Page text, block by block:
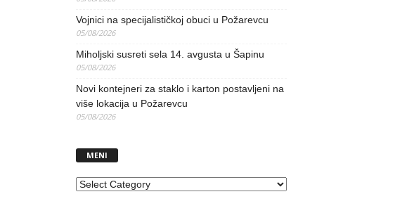
Vojnici na specijalističkoj obuci u Požarevcu
05/08/2026
Miholjski susreti sela 14. avgusta u Šapinu
05/08/2026
Novi kontejneri za staklo i karton postavljeni na
više lokacija u Požarevcu
05/08/2026
MENI
MENI